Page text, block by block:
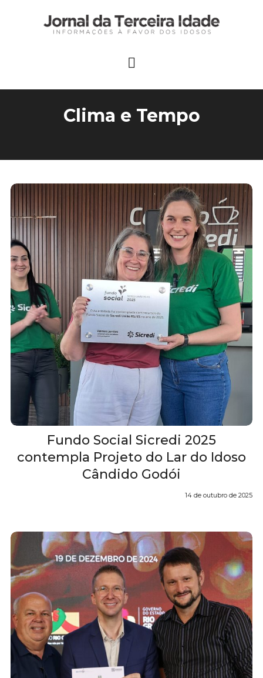
Clima e Tempo
Fundo Social Sicredi 2025
contempla Projeto do Lar do Idoso
Cândido Godói
14 de outubro de 2025